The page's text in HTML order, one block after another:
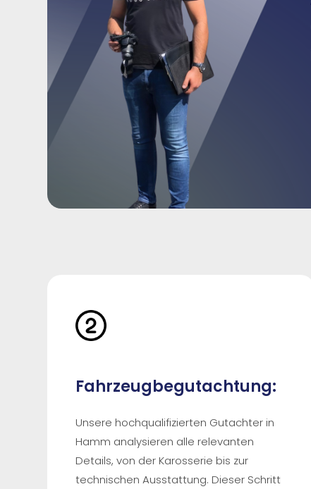
Fahrzeugbegutachtung:
Unsere hochqualifizierten Gutachter in
Hamm analysieren alle relevanten
Details, von der Karosserie bis zur
technischen Ausstattung. Dieser Schritt